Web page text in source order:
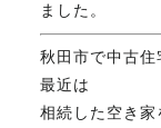
マスターのブロ
ました。
秋田市で中古
最近は
相続した空き家